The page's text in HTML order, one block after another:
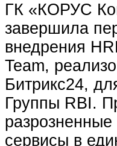
ГК «КОРУС
завершила
внедрения
Team,
Битрикс24,
Группы RBI.
сервисы в